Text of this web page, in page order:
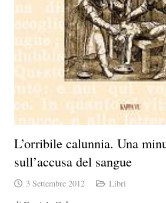
L’orribile calunnia. Una
sull’accusa del sangue
3 Settembre 2012 Libri